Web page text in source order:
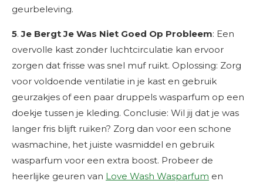
geurbeleving.
5.Je Bergt Je Was Niet Goed Op Probleem: Een
overvolle kast zonder luchtcirculatie kan ervoor
zorgen dat frisse was snel muf ruikt. Oplossing: Zorg
voor voldoende ventilatie in je kast en gebruik
geurzakjes of een paar druppels wasparfum op een
doekje tussen je kleding. Conclusie: Wil jij dat je was
langer fris blijft ruiken? Zorg dan voor een schone
wasmachine, het juiste wasmiddel en gebruik
wasparfum voor een extra boost. Probeer de
heerlijke geuren van Love Wash Wasparfum en